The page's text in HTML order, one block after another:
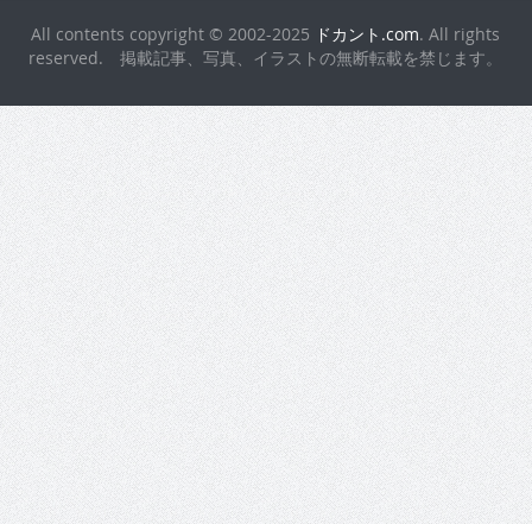
All contents copyright © 2002-2025 ドカント.com. All rights
reserved. 掲載記事、写真、イラストの無断転載を禁じます。